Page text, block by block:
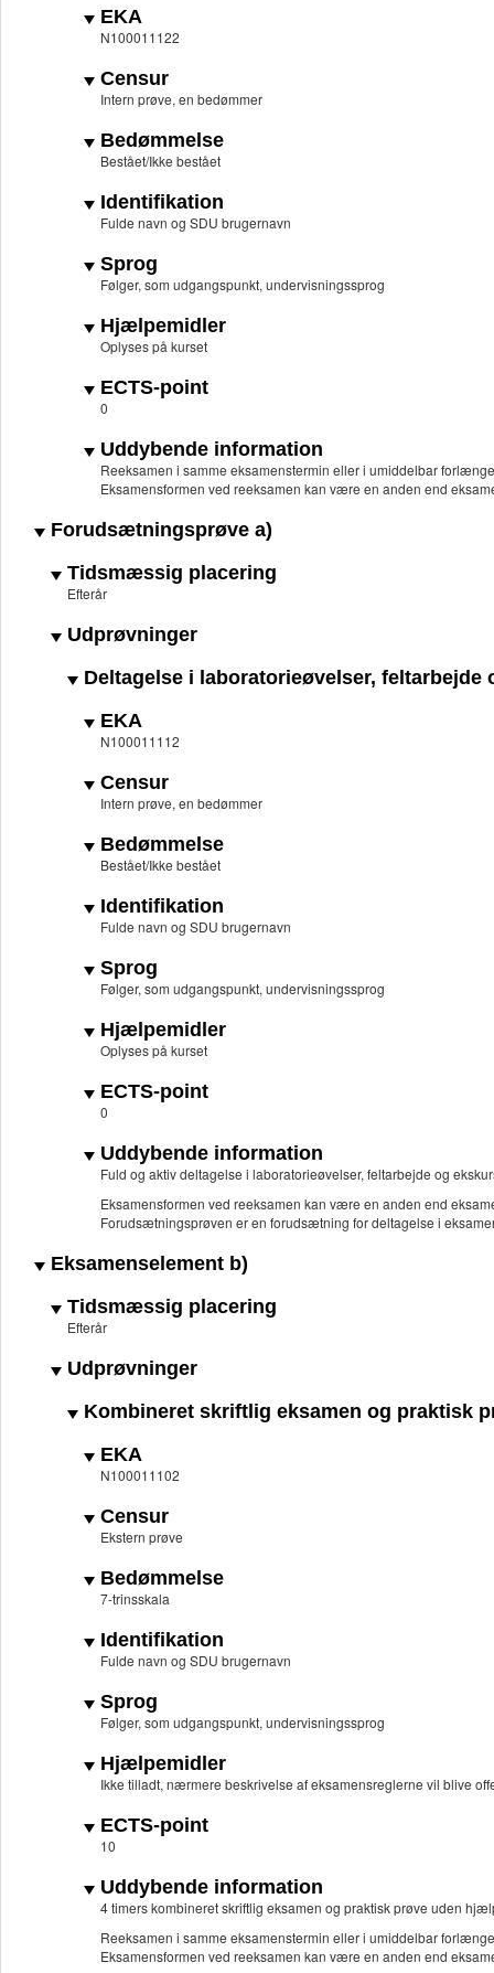
EKA
N100011122
Censur
Intern prøve, en bedømmer
Bedømmelse
Bestået/Ikke bestået
Identifikation
Fulde navn og SDU brugernavn
Sprog
Følger, som udgangspunkt, undervisningssprog
Hjælpemidler
Oplyses på kurset
ECTS-point
0
Uddybende information
Reeksamen i samme eksamenstermin eller i umiddelbar
Eksamensformen ved reeksamen kan være en anden end
Forudsætningsprøve a)
Tidsmæssig placering
Efterår
Udprøvninger
Deltagelse i laboratorieøvelser, feltarbejde
EKA
N100011112
Censur
Intern prøve, en bedømmer
Bedømmelse
Bestået/Ikke bestået
Identifikation
Fulde navn og SDU brugernavn
Sprog
Følger, som udgangspunkt, undervisningssprog
Hjælpemidler
Oplyses på kurset
ECTS-point
0
Uddybende information
Fuld og aktiv deltagelse i laboratorieøvelser, feltarbejde og
Eksamensformen ved reeksamen kan være en anden end
Forudsætningsprøven er en forudsætning for deltagelse i
Eksamenselement b)
Tidsmæssig placering
Efterår
Udprøvninger
Kombineret skriftlig eksamen og praktisk
EKA
N100011102
Censur
Ekstern prøve
Bedømmelse
7-trinsskala
Identifikation
Fulde navn og SDU brugernavn
Sprog
Følger, som udgangspunkt, undervisningssprog
Hjælpemidler
Ikke tilladt, nærmere beskrivelse af eksamensreglerne vil blive
ECTS-point
10
Uddybende information
4 timers kombineret skriftlig eksamen og praktisk prøve uden
Reeksamen i samme eksamenstermin eller i umiddelbar
Eksamensformen ved reeksamen kan være en anden end